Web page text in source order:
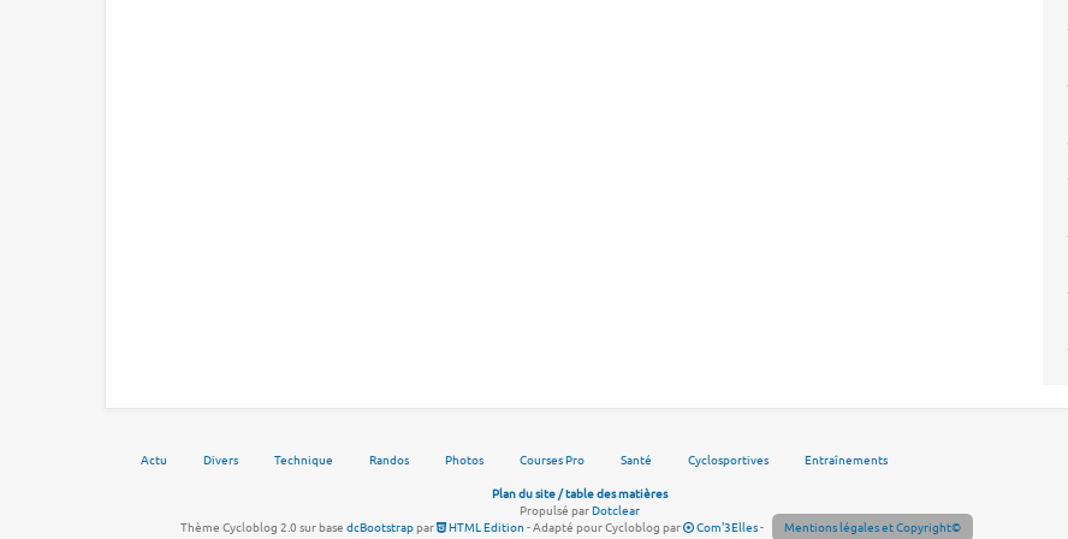
Actu Divers Technique Randos Photos Courses Pro Santé Cyclosportives Entraînements
Plan du site / table des matières
Propulsé parDotclear
Thème Cycloblog 2.0 sur base dcBootstrappar HTML Edition - Adapté pour Cycloblog par Com'3Elles- Mentions légales et Copyright©